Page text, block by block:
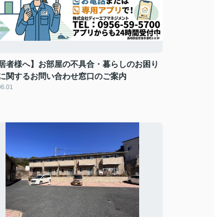
居者様へ】お部屋の不具合・暮らしのお困り
関するお問い合わせ窓口のご案内